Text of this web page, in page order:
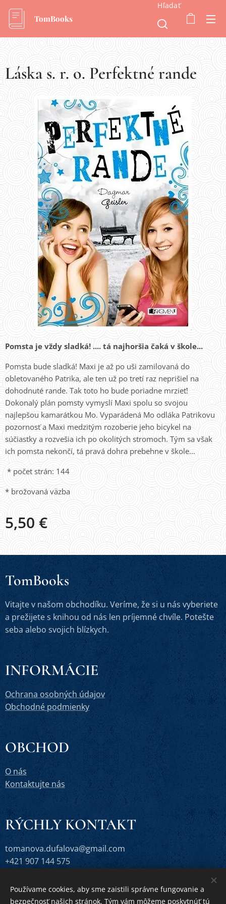
TomBooks
Hľadať
Láska s. r. o. Perfektné rande
Pomsta je vždy sladká! .... tá najhoršia čaká v škole...
Pomsta bude sladká! Maxi je až po uši zamilovaná do
obletovaného Patrika, ale ten už po tretí raz neprišiel na
dohodnuté rande. Tak toto ho bude poriadne mrzieť!
Dokonalý plán pomsty vymyslí Maxi spolu so svojou
najlepšou kamarátkou Mo. Vyparádená Mo odláka Patrikovu
pozornosť a Maxi medzitým rozoberie jeho bicykel na
súčiastky a rozvešia ich po okolitých stromoch. Tým sa však
ich pomsta nekončí, tá pravá dohra prebehne v škole...
* počet strán: 144
* brožovaná väzba
5,50 €
TomBooks
Vitajte v našom obchodíku. Veríme, že si u nás vyberiete
a prežijete s knihou od nás len príjemné chvíle. Potešte
seba alebo svojich blízkych.
INFORMÁCIE
Ochrana osobných údajov
Obchodné podmienky
OBCHOD
O nás
Kontaktujte nás
RÝCHLY KONTAKT
tomanova.dufalova@gmail.com
+421 907 144 575
Používame cookies, aby sme zaistili správne fungovanie a
bezpečnosť našich stránok. Tým vám môžeme poskytnúť tú